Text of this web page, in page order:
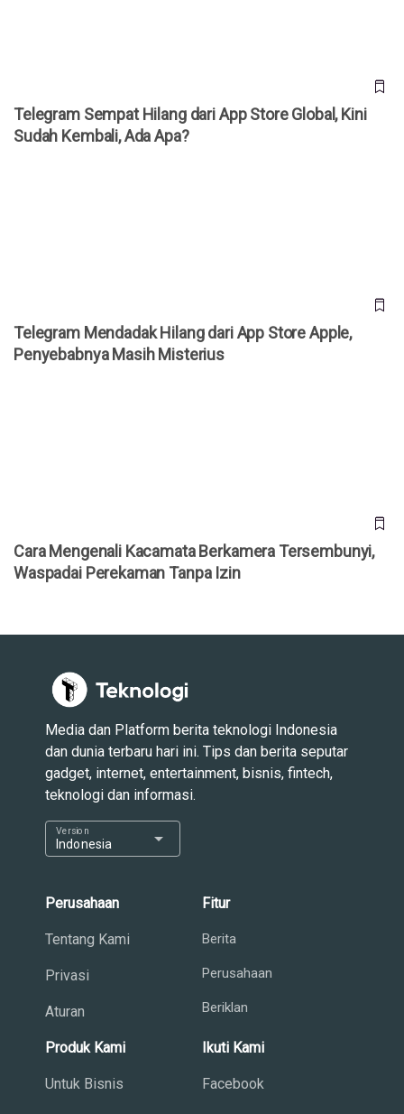
Telegram Sempat Hilang dari App Store Global, Kini
Sudah Kembali, Ada Apa?
Telegram Mendadak Hilang dari App Store Apple,
Penyebabnya Masih Misterius
Cara Mengenali Kacamata Berkamera Tersembunyi,
Waspadai Perekaman Tanpa Izin
Media dan Platform berita teknologi Indonesia
dan dunia terbaru hari ini. Tips dan berita seputar
gadget, internet, entertainment, bisnis, fintech,
teknologi dan informasi.
Indonesia
Version arrow_drop_down
Perusahaan
Tentang Kami
Privasi
Aturan
Fitur
Berita
Perusahaan
Beriklan
Produk Kami
Untuk Bisnis
Ikuti Kami
Facebook